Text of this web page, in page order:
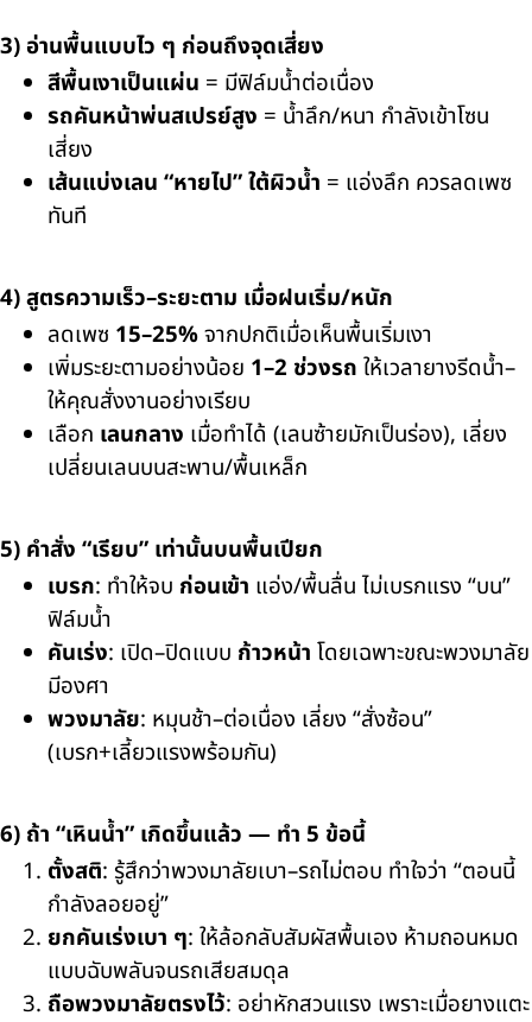
3) อ่านพื้นแบบไว ๆ ก่อนถึงจุดเสี่ยง
สีพื้นเงาเป็นแผ่น = มีฟิล์มน้ำต่อเนื่อง
รถคันหน้าพ่นสเปรย์สูง = น้ำลึก/หนา กำลังเข้าโซน
เสี่ยง
เส้นแบ่งเลน “หายไป” ใต้ผิวน้ำ = แอ่งลึก ควรลดเพซ
ทันที
4) สูตรความเร็ว–ระยะตาม เมื่อฝนเริ่ม/หนัก
ลดเพซ 15–25%จากปกติเมื่อเห็นพื้นเริ่มเงา
เพิ่มระยะตามอย่างน้อย 1–2 ช่วงรถ ให้เวลายางรีดน้ำ–
ให้คุณสั่งงานอย่างเรียบ
เลือก เลนกลาง เมื่อทำได้ (เลนซ้ายมักเป็นร่อง), เลี่ยง
เปลี่ยนเลนบนสะพาน/พื้นเหล็ก
5) คำสั่ง “เรียบ” เท่านั้นบนพื้นเปียก
เบรก: ทำให้จบ ก่อนเข้า แอ่ง/พื้นลื่น ไม่เบรกแรง “บน”
ฟิล์มน้ำ
คันเร่ง: เปิด–ปิดแบบ ก้าวหน้า โดยเฉพาะขณะพวงมาลัย
มีองศา
พวงมาลัย: หมุนช้า–ต่อเนื่อง เลี่ยง “สั่งซ้อน”
(เบรก+เลี้ยวแรงพร้อมกัน)
6) ถ้า “เหินน้ำ” เกิดขึ้นแล้ว — ทำ 5 ข้อนี้
ตั้งสติ: รู้สึกว่าพวงมาลัยเบา–รถไม่ตอบ ทำใจว่า “ตอนนี้
กำลังลอยอยู่”
ยกคันเร่งเบา ๆ: ให้ล้อกลับสัมผัสพื้นเอง ห้ามถอนหมด
แบบฉับพลันจนรถเสียสมดุล
ถือพวงมาลัยตรงไว้: อย่าหักสวนแรง เพราะเมื่อยางแตะ